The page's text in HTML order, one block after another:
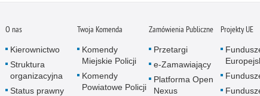
O nas
Kierownictwo
Struktura
organizacyjna
Status prawny
Twoja Komenda
Komendy
Miejskie Policji
Komendy
Powiatowe Policji
Zamówienia Publiczne
Przetargi
e-Zamawiający
Platforma Open
Nexus
Projekty UE